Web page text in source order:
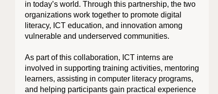
in today’s world. Through this partnership, the two
organizations work together to promote digital
literacy, ICT education, and innovation among
vulnerable and underserved communities.
As part of this collaboration, ICT interns are
involved in supporting training activities, mentoring
learners, assisting in computer literacy programs,
and helping participants gain practical experience